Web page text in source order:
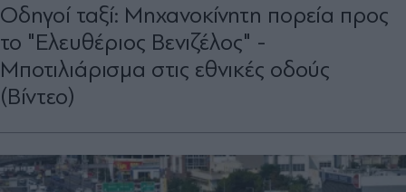
Οδηγοί ταξί: Μηχανοκίνητη πορεία προς
το "Ελευθέριος Βενιζέλος" -
Μποτιλιάρισμα στις εθνικές οδούς
(Βίντεο)